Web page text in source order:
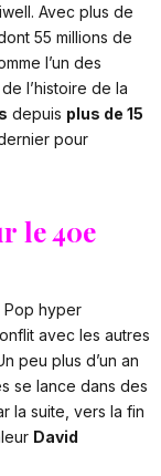
Avec plus de
55 millions de
l’un des
l’histoire de la
depuis plus de 15
pour
le 40e
hyper
avec les autres
peu plus d’un an
se lance dans des
la suite, vers la fin
David